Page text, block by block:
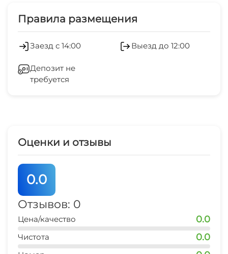
Можно с животными
Работает круглогодично
Зеленый двор
Правила размещения
Заезд с 14:00 Выезд до 12:00
Депозит не
требуется
Оценки и отзывы
0.0
Отзывов: 0
Цена/качество 0.0
Чистота 0.0